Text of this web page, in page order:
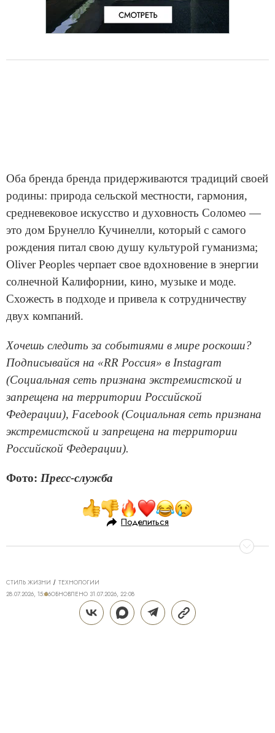
Оба бренда бренда придерживаются традиций своей
родины: природа сельской местности, гармония,
средневековое искусство и духовность Соломео —
это дом Брунелло Кучинелли, который с самого
рождения питал свою душу культурой гуманизма;
Oliver Peoples черпает свое вдохновение в энергии
солнечной Калифорнии, кино, музыке и моде.
Схожесть в подходе и привела к сотрудничеству
двух компаний.
Хочешь следить за событиями в мире роскоши?
Подписывайся на «RR Россия» в Instagram
(Социальная сеть признана экстремистской и
запрещена на территории Российской
Федерации), Facebook (Социальная сеть признана
экстремистской и запрещена на территории
Российской Федерации).
Фото: Пресс-служба
Поделиться
СТИЛЬ ЖИЗНИ
ТЕХНОЛОГИИ
28.07.2026, 15:06ОБНОВЛЕНО 31.07.2026, 22:08
ТЕХНОЛОГИИ DREAME ДЛЯ
ИДЕАЛЬНОГО ДОМА: КАК Z40